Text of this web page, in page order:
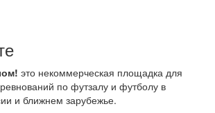
это некоммерческая площадка для
по футзалу и футболу в
и ближнем зарубежье.